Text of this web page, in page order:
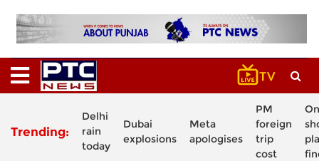
Trending:
Delhi
rain
today
Dubai
explosions
Meta
apologises
PM
foreign
trip
cost